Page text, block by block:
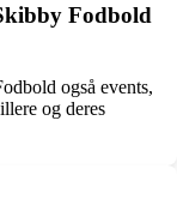
Fodbold
også events,
og deres